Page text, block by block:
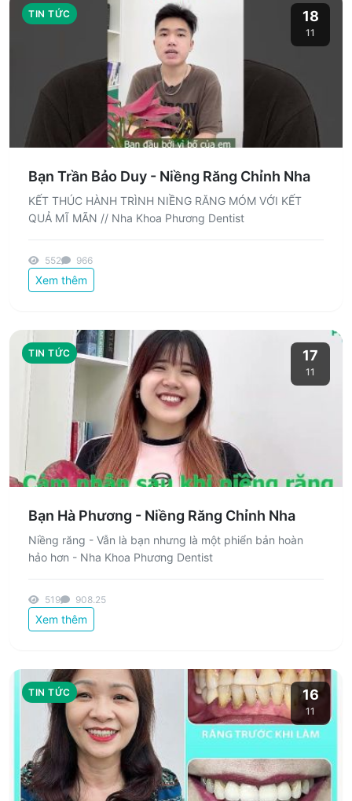
TIN TỨC 18
11
Bạn Trần Bảo Duy - Niềng Răng Chỉnh Nha
KẾT THÚC HÀNH TRÌNH NIỀNG RĂNG MÓM VỚI KẾT
QUẢ MĨ MÃN // Nha Khoa Phương Dentist
552 966
Xem thêm
TIN TỨC 17
11
Bạn Hà Phương - Niềng Răng Chỉnh Nha
Niềng răng - Vẫn là bạn nhưng là một phiển bản hoàn
hảo hơn - Nha Khoa Phương Dentist
519 908.25
Xem thêm
TIN TỨC 16
11